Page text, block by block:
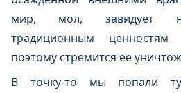
мир, мол, завидует
традиционным
поэтому стремится ее
В точку-то мы попали